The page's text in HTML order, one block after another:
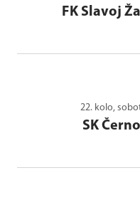
FK Slavoj
22. kolo,
SK